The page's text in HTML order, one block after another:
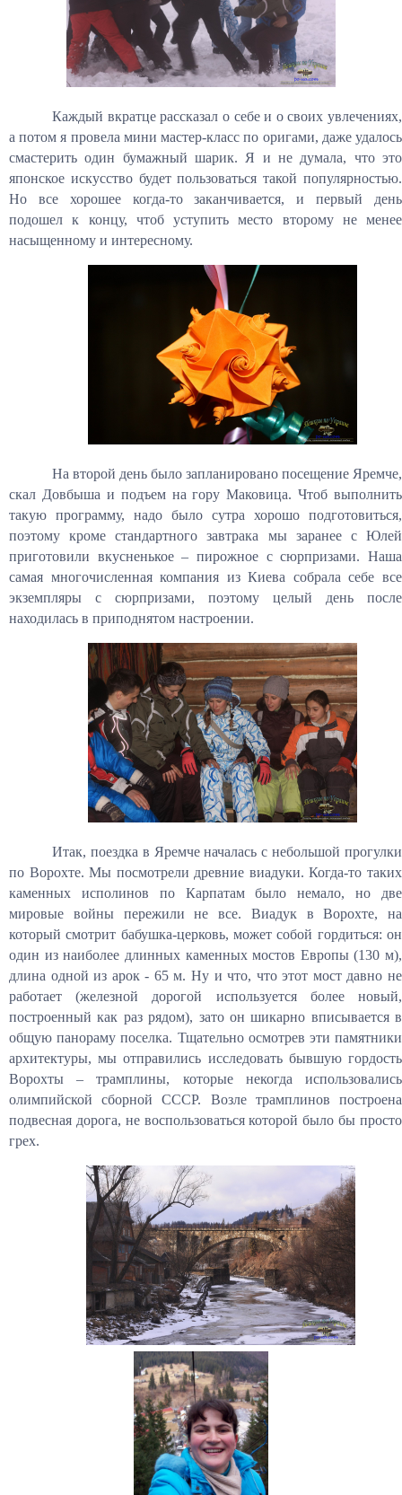
Каждый вкратце рассказал о себе и о своих увлечениях,
а потом я провела мини мастер-класс по оригами, даже удалось
смастерить один бумажный шарик. Я и не думала, что это
японское искусство будет пользоваться такой популярностью.
Но все хорошее когда-то заканчивается, и первый день
подошел к концу, чтоб уступить место второму не менее
насыщенному и интересному.
На второй день было запланировано посещение Яремче,
скал Довбыша и подъем на гору Маковица. Чтоб выполнить
такую программу, надо было сутра хорошо подготовиться,
поэтому кроме стандартного завтрака мы заранее с Юлей
приготовили вкусненькое – пирожное с сюрпризами. Наша
самая многочисленная компания из Киева собрала себе все
экземпляры с сюрпризами, поэтому целый день после
находилась в приподнятом настроении.
Итак, поездка в Яремче началась с небольшой прогулки
по Ворохте. Мы посмотрели древние виадуки. Когда-то таких
каменных исполинов по Карпатам было немало, но две
мировые войны пережили не все. Виадук в Ворохте, на
который смотрит бабушка-церковь, может собой гордиться: он
один из наиболее длинных каменных мостов Европы (130 м),
длина одной из арок - 65 м. Ну и что, что этот мост давно не
работает (железной дорогой используется более новый,
построенный как раз рядом), зато он шикарно вписывается в
общую панораму поселка. Тщательно осмотрев эти памятники
архитектуры, мы отправились исследовать бывшую гордость
Ворохты – трамплины, которые некогда использовались
олимпийской сборной СССР. Возле трамплинов построена
подвесная дорога, не воспользоваться которой было бы просто
грех.